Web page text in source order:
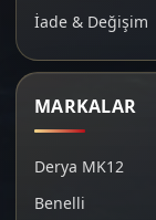
İade & Değişim
MARKALAR
Derya MK12
Benelli